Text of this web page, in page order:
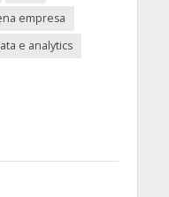
empresa
e analytics